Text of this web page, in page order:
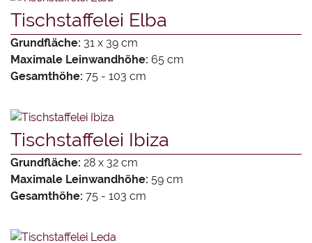
Tischstaffelei Elba
Grundfläche: 31 x 39 cm
Maximale Leinwandhöhe: 65 cm
Gesamthöhe: 75 - 103 cm
Tischstaffelei Ibiza
Grundfläche: 28 x 32 cm
Maximale Leinwandhöhe: 59 cm
Gesamthöhe: 75 - 103 cm